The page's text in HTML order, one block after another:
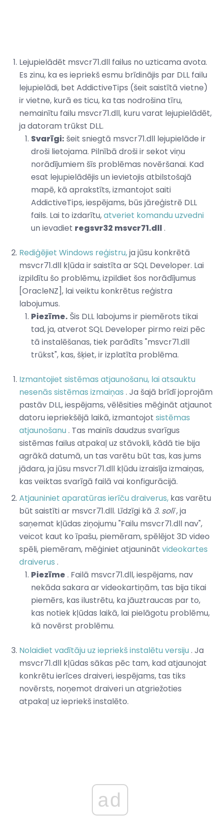
Lejupielādēt msvcr71.dll failus no uzticama avota.
Es zinu, ka es iepriekš esmu brīdinājis par DLL failu
lejupielādi, bet AddictiveTips (šeit saistītā vietne)
ir vietne, kurā es ticu, ka tas nodrošina tīru,
nemainītu failu msvcr71.dll, kuru varat lejupielādēt,
ja datoram trūkst DLL.
Svarīgi: šeit sniegtā msvcr71.dll lejupielāde ir
droši lietojama. Pilnībā droši ir sekot viņu
norādījumiem šīs problēmas novēršanai. Kad
esat lejupielādējis un ievietojis atbilstošajā
mapē, kā aprakstīts, izmantojot saiti
AddictiveTips, iespējams, būs jāreģistrē DLL
fails. Lai to izdarītu,atveriet komandu uzvedni
un ievadiet regsvr32 msvcr71.dll.
Rediģējiet Windows reģistru,ja jūsu konkrētā
msvcr71.dll kļūda ir saistīta ar SQL Developer. Lai
izpildītu šo problēmu, izpildiet šos norādījumus
[OracleNZ], lai veiktu konkrētus reģistra
labojumus.
Piezīme. Šis DLL labojums ir piemērots tikai
tad, ja, atverot SQL Developer pirmo reizi pēc
tā instalēšanas, tiek parādīts "msvcr71.dll
trūkst", kas, šķiet, ir izplatīta problēma.
Izmantojiet sistēmas atjaunošanu, lai atsauktu
nesenās sistēmas izmaiņas . Ja šajā brīdī joprojām
pastāv DLL, iespējams, vēlēsities mēģināt atjaunot
datoru iepriekšējā laikā, izmantojot sistēmas
atjaunošanu. Tas mainīs daudzus svarīgus
sistēmas failus atpakaļ uz stāvokli, kādā tie bija
agrākā datumā, un tas varētu būt tas, kas jums
jādara, ja jūsu msvcr71.dll kļūdu izraisīja izmaiņas,
kas veiktas svarīgā failā vai konfigurācijā.
Atjauniniet aparatūras ierīču draiverus, kas varētu
būt saistīti ar msvcr71.dll. Līdzīgi kā 3. solī, ja
saņemat kļūdas ziņojumu "Failu msvcr71.dll nav",
veicot kaut ko īpašu, piemēram, spēlējot 3D video
spēli, piemēram, mēģiniet atjaunināt videokartes
draiverus .
Piezīme . Failā msvcr71.dll, iespējams, nav
nekāda sakara ar videokartiņām, tas bija tikai
piemērs, kas ilustrētu, ka jāuztraucas par to,
kas notiek kļūdas laikā, lai pielāgotu problēmu,
kā novērst problēmu.
Nolaidiet vadītāju uz iepriekš instalētu versiju. Ja
msvcr71.dll kļūdas sākas pēc tam, kad atjaunojat
konkrētu ierīces draiveri, iespējams, tas tiks
novērsts, noņemot draiveri un atgriežoties
atpakaļ uz iepriekš instalēto.
ad